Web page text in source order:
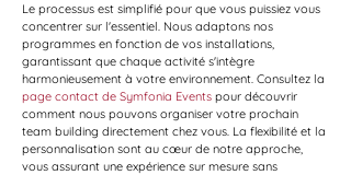
Le processus est simplifié pour que vous puissiez vous
concentrer sur l'essentiel. Nous adaptons nos
programmes en fonction de vos installations,
garantissant que chaque activité s'intègre
harmonieusement à votre environnement. Consultez la
page contact de Symfonia Events pour découvrir
comment nous pouvons organiser votre prochain
team building directement chez vous. La flexibilité et la
personnalisation sont au cœur de notre approche,
vous assurant une expérience sur mesure sans